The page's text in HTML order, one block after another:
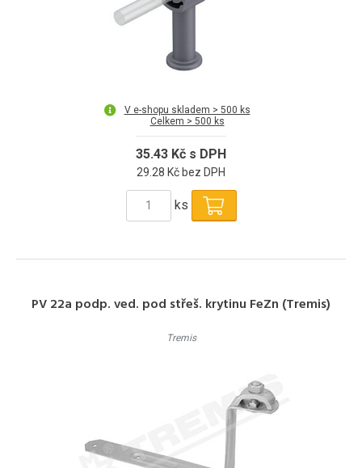
V e-shopu skladem > 500 ks
Celkem > 500 ks
35.43 Kč s DPH
29.28 Kč bez DPH
ks
PV 22a podp. ved. pod střeš. krytinu FeZn (Tremis)
Tremis